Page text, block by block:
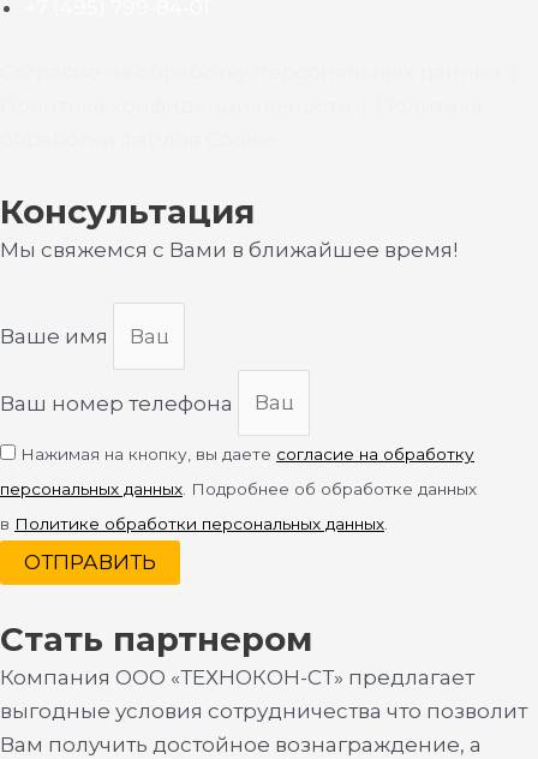
Консультация
Мы свяжемся с Вами в ближайшее время!
Ваше имя
Ваш номер телефона
Нажимая на кнопку, вы даете согласие на обработку
персональных данных . Подробнее об обработке данных
в Политике обработки персональных данных
ОТПРАВИТЬ
Стать партнером
Компания ООО «ТЕХНОКОН-СТ» предлагает
выгодные условия сотрудничества что позволит
Вам получить достойное вознаграждение, а